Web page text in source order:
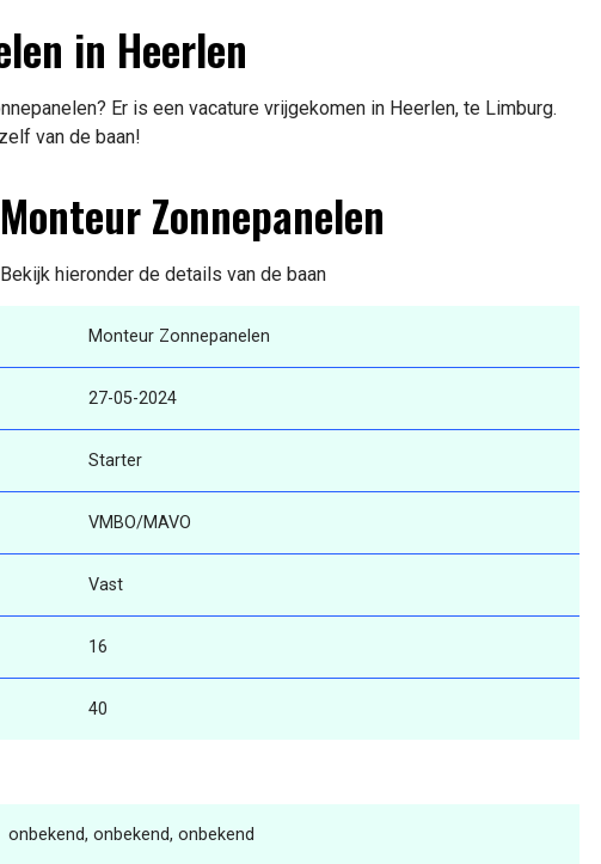
in Heerlen
Er is een vacature vrijgekomen in Heerlen, te Limburg.
van de baan!
Zonnepanelen
hieronder de details van de baan
Monteur Zonnepanelen
27-05-2024
Starter
VMBO/MAVO
Vast
16
40
onbekend, onbekend, onbekend